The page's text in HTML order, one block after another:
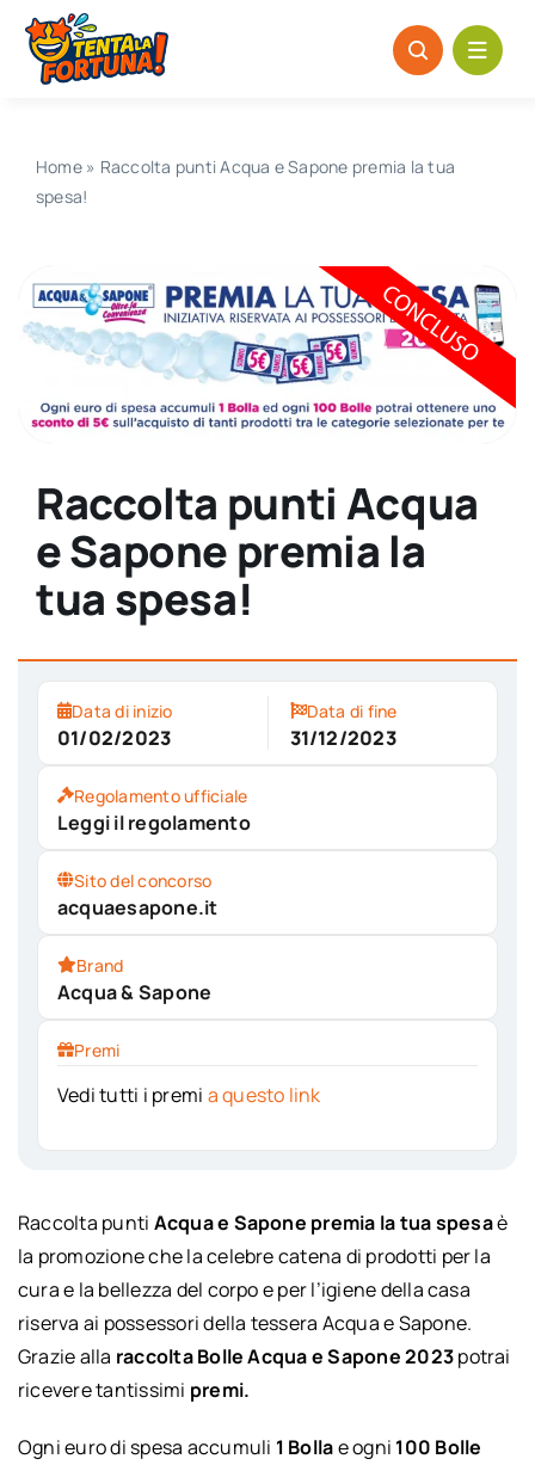
Salta
contenuto
Home» Raccolta punti Acqua e Sapone premia la tua
spesa!
Raccolta punti Acqua
e Sapone premia la
tua spesa!
Data di inizio
01/02/2023
Data di fine
31/12/2023
Regolamento ufficiale
Leggi il regolamento
Sito del concorso
acquaesapone.it
Brand
Acqua & Sapone
Premi
Vedi tutti i premi a questo link
Raccolta punti Acqua e Sapone premia la tua spesaè
la promozione che la celebre catena di prodotti per la
cura e la bellezza del corpo e per l’igiene della casa
riserva ai possessori della tessera Acqua e Sapone.
Grazie alla raccolta Bolle Acqua e Sapone 2023potrai
ricevere tantissimi premi.
Ogni euro di spesa accumuli 1 Bollae ogni 100 Bolle